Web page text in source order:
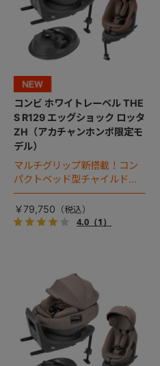
コンビ ホワイトレーベル THE
S R129 エッグショック ロッタ
ZH（アカチャンホンポ限定モ
デル）
マルチグリップ新搭載！コン
パクトベッド型チャイルドシ
ート（2026年モデル）。
￥79,750
4.0（1）